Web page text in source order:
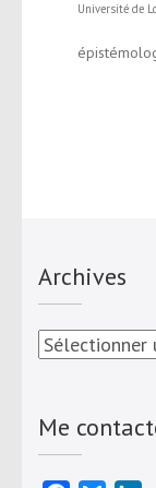
Université de
Archives
Archives
Me